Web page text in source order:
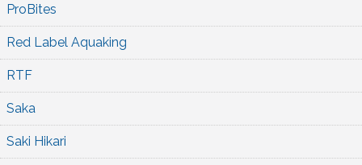
ProBites
Red Label Aquaking
RTF
Saka
Saki Hikari